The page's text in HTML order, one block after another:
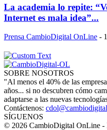
La academia lo repite:
Internet es mala idea”...
Prensa CambioDigital OnLine -
SOBRE NOSOTROS
"Al menos el 40% de las
años... si no descubren cómo
adaptarse a las nuevas
Contáctenos:
SÍGUENOS
© 2026 CambioDigital OnLine -